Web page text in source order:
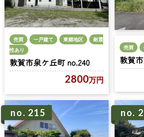
売買 一戸建て 東郷地区
耐震
性あり
敦賀市泉ケ丘町 no.240
2800万円
売買
敦賀
no. 215 no.